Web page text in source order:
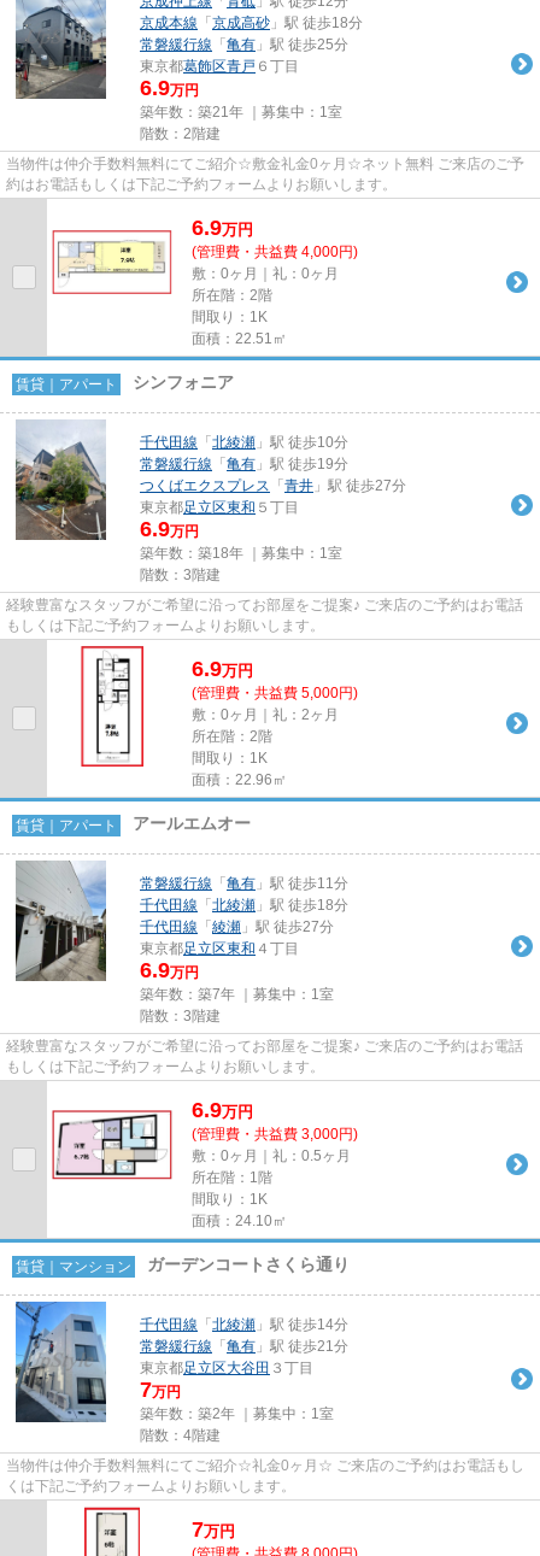
京成本線 「 京成高砂 」駅 徒歩18分
常磐緩行線 「 亀有 」駅 徒歩25分
東京都葛飾区青戸 ６丁目
6.9万円
築年数：築21年 ｜募集中： 1室
階数：2階建
当物件は仲介手数料無料にてご紹介☆敷金礼金0ヶ月☆ネット無料 ご来店のご予
約はお電話もしくは下記ご予約フォームよりお願いします。
6.9万円
(管理費・共益費 4,000円)
敷：0ヶ月｜礼：0ヶ月
所在階：2階
間取り：1K
面積：22.51㎡
賃貸｜アパート シンフォニア
千代田線 「 北綾瀬 」駅 徒歩10分
常磐緩行線 「 亀有 」駅 徒歩19分
つくばエクスプレス 「 青井 」駅 徒歩27分
東京都足立区東和 ５丁目
6.9万円
築年数：築18年 ｜募集中： 1室
階数：3階建
経験豊富なスタッフがご希望に沿ってお部屋をご提案♪ ご来店のご予約はお電話
もしくは下記ご予約フォームよりお願いします。
6.9万円
(管理費・共益費 5,000円)
敷：0ヶ月｜礼：2ヶ月
所在階：2階
間取り：1K
面積：22.96㎡
賃貸｜アパート アールエムオー
常磐緩行線 「 亀有 」駅 徒歩11分
千代田線 「 北綾瀬 」駅 徒歩18分
千代田線 「 綾瀬 」駅 徒歩27分
東京都足立区東和 ４丁目
6.9万円
築年数：築7年 ｜募集中： 1室
階数：3階建
経験豊富なスタッフがご希望に沿ってお部屋をご提案♪ ご来店のご予約はお電話
もしくは下記ご予約フォームよりお願いします。
6.9万円
(管理費・共益費 3,000円)
敷：0ヶ月｜礼：0.5ヶ月
所在階：1階
間取り：1K
面積：24.10㎡
賃貸｜マンション ガーデンコートさくら通り
千代田線 「 北綾瀬 」駅 徒歩14分
常磐緩行線 「 亀有 」駅 徒歩21分
東京都足立区大谷田 ３丁目
7万円
築年数：築2年 ｜募集中： 1室
階数：4階建
当物件は仲介手数料無料にてご紹介☆礼金0ヶ月☆ ご来店のご予約はお電話もし
くは下記ご予約フォームよりお願いします。
7万円